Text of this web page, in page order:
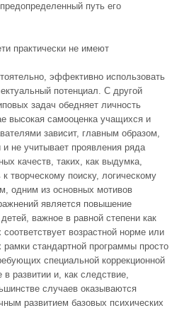
путь его
практически не имеют
эффективно использовать
потенциал. С другой
задач обедняет личность
высокая самооценка учащихся и
зависит, главным образом,
не учитывает проявления ряда
качеств, таких, как выдумка,
творческому поиску, логическому
одним из основных мотивов
является повышение
важное в равной степени как
возрастной норме или
стандартной программы просто
специальной коррекционной
развитии и, как следствие,
случаев оказываются
развитием базовых психических